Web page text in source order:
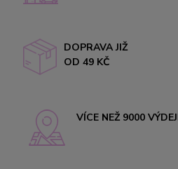
DOPRAVA JIŽ
OD 49 KČ
VÍCE NEŽ 9000